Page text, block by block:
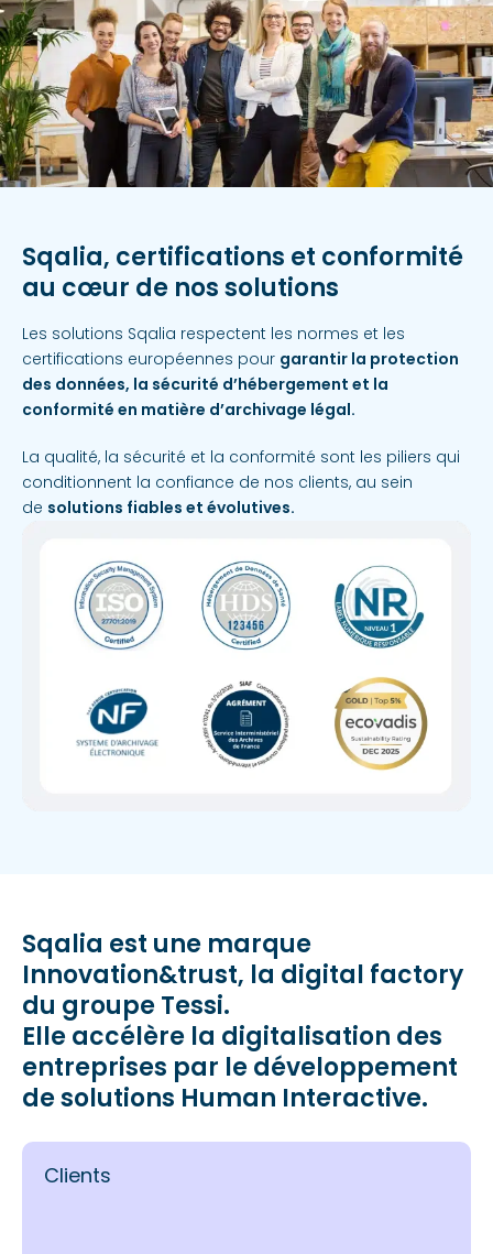
Sqalia, certifications et conformité
au cœur de nos solutions
Les solutions Sqalia respectent les normes et les
certifications européennes pour garantir la protection
des données, la sécurité d’hébergement et la
conformité en matière d’archivage légal.
La qualité, la sécurité et la conformité sont les piliers qui
conditionnent la confiance de nos clients, au sein
de solutions fiables et évolutives.
Sqalia est une marque
Innovation&trust, la digital factory
du groupe Tessi.
Elle accélère la digitalisation des
entreprises par le développement
de solutions Human Interactive.
Clients